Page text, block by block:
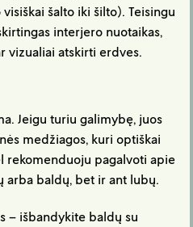
šalto iki šilto). Teisingu
interjero nuotaikas,
vizualiai atskirti erdves.
Jeigu turiu galimybę, juos
medžiagos, kuri optiškai
rekomenduoju pagalvoti apie
arba baldų, bet ir ant lubų.
– išbandykite baldų su